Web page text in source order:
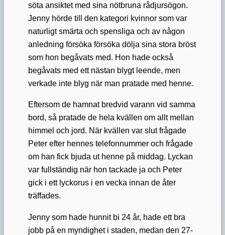
söta ansiktet med sina nötbruna rådjursögon.
Jenny hörde till den kategori kvinnor som var
naturligt smärta och spensliga och av någon
anledning försöka försöka dölja sina stora bröst
som hon begåvats med. Hon hade också
begåvats med ett nästan blygt leende, men
verkade inte blyg när man pratade med henne.
Eftersom de hamnat bredvid varann vid samma
bord, så pratade de hela kvällen om allt mellan
himmel och jord. När kvällen var slut frågade
Peter efter hennes telefonnummer och frågade
om han fick bjuda ut henne på middag. Lyckan
var fullständig när hon tackade ja och Peter
gick i ett lyckorus i en vecka innan de åter
träffades.
Jenny som hade hunnit bi 24 år, hade ett bra
jobb på en myndighet i staden, medan den 27-